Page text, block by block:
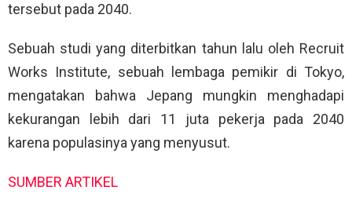
tersebut pada 2040.
Sebuah studi yang diterbitkan tahun lalu oleh Recruit
Works Institute, sebuah lembaga pemikir di Tokyo,
mengatakan bahwa Jepang mungkin menghadapi
kekurangan lebih dari 11 juta pekerja pada 2040
karena populasinya yang menyusut.
SUMBER ARTIKEL